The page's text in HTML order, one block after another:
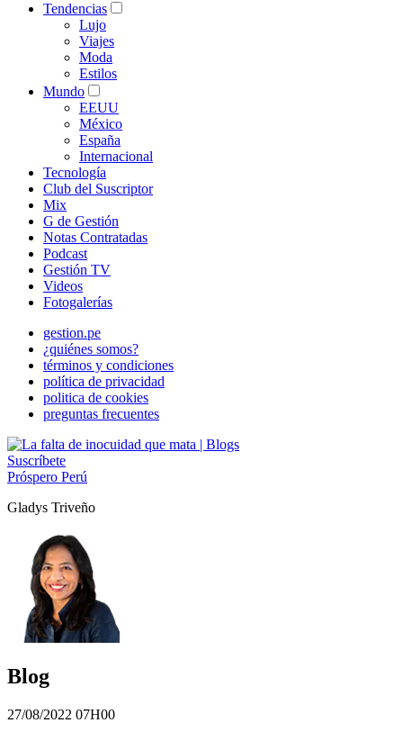
Tendencias
Lujo
Viajes
Moda
Estilos
Mundo
EEUU
México
España
Internacional
Tecnología
Club del Suscriptor
Mix
G de Gestión
Notas Contratadas
Podcast
Gestión TV
Videos
Fotogalerías
gestion.pe
¿quiénes somos?
términos y condiciones
política de privacidad
politica de cookies
preguntas frecuentes
Suscríbete
Próspero Perú
Gladys Triveño
Blog
27/08/2022 07H00